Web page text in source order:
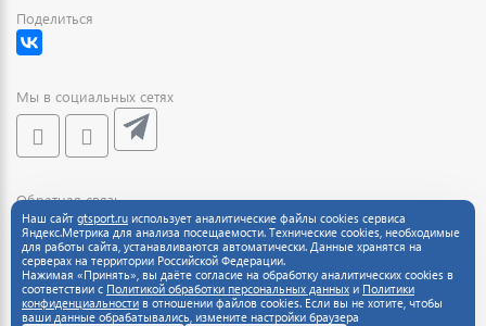
Поделиться
Мы в социальных сетях
Обратная связь
Наш сайт gtsport.ru использует аналитические файлы cookies сервиса
Яндекс.Метрика для анализа посещаемости. Технические cookies, необходимые
для работы сайта, устанавливаются автоматически. Данные хранятся на
серверах на территории Российской Федерации.
Нажимая «Принять», вы даёте согласие на обработку аналитических cookies в
соответствии с Политикой обработки персональных данных и Политики
конфиденциальности в отношении файлов cookies. Если вы не хотите, чтобы
ваши данные обрабатывались, измените настройки браузера